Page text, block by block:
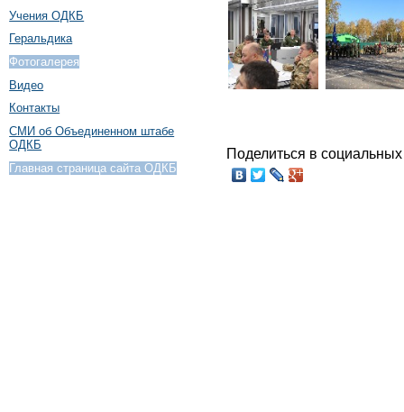
Учения ОДКБ
Геральдика
Фотогалерея
Видео
Контакты
СМИ об Объединенном штабе
ОДКБ
Главная страница сайта ОДКБ
Поделиться в социальных